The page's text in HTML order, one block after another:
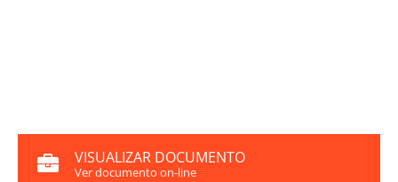
VISUALIZAR DOCUMENTO
Ver documento on-line